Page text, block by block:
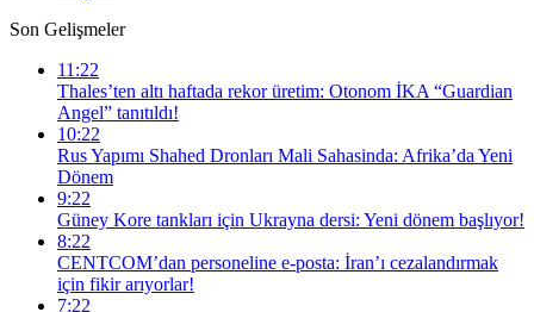
Son Gelişmeler
11:22
Thales’ten altı haftada rekor üretim: Otonom İKA “Guardian
Angel” tanıtıldı!
10:22
Rus Yapımı Shahed Dronları Mali Sahasinda: Afrika’da Yeni
Dönem
9:22
Güney Kore tankları için Ukrayna dersi: Yeni dönem başlıyor!
8:22
CENTCOM’dan personeline e-posta: İran’ı cezalandırmak
için fikir arıyorlar!
7:22